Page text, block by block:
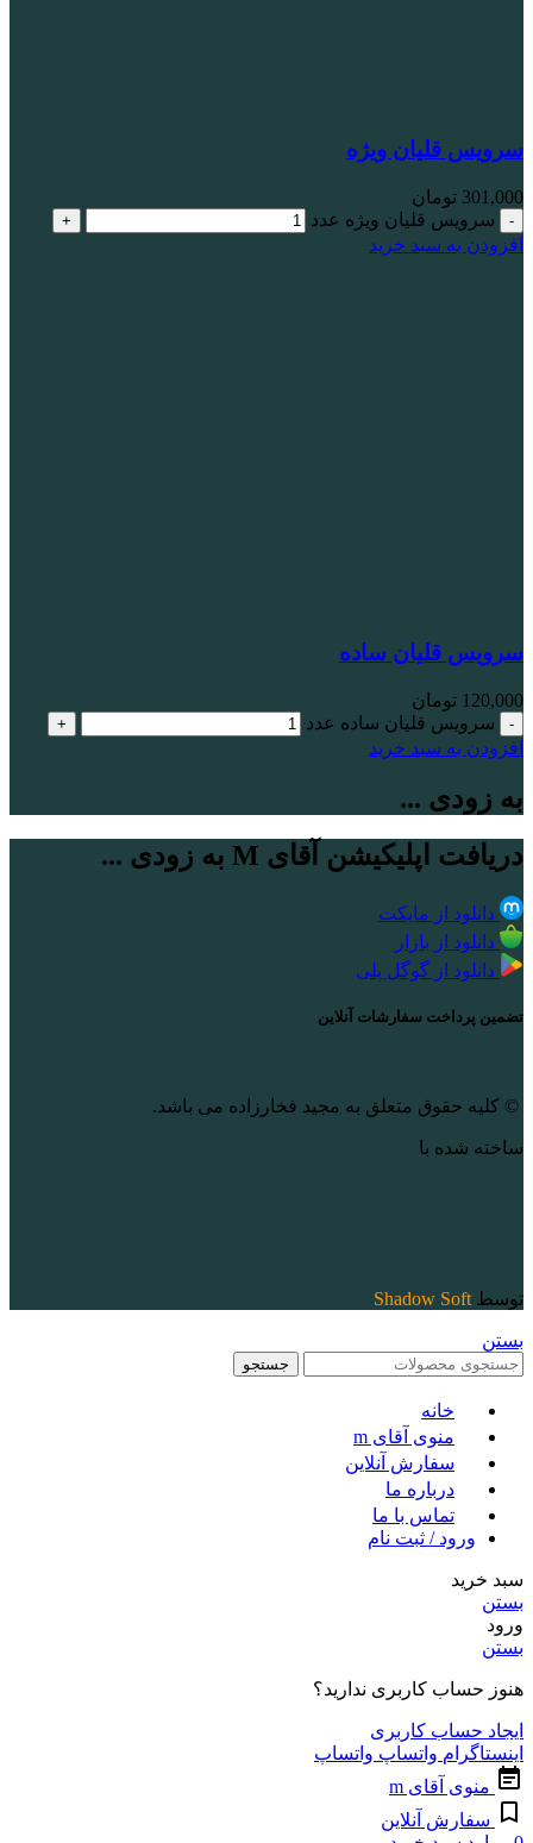
سرویس قلیان ویژه
301,000 تومان
سرویس قلیان ویژه عدد
افزودن به سبد خرید
سرویس قلیان ساده
120,000 تومان
سرویس قلیان ساده عدد
افزودن به سبد خرید
به زودی ...
دریافت اپلیکیشن آقای M به زودی ...
دانلود از مایکت
دانلود از بازار
دانلود از گوگل پلی
تضمین پرداخت سفارشات آنلاین
© کلیه حقوق متعلق به مجید فخارزاده می باشد.
ساخته شده با
توسط Shadow Soft
بستن
جستجو
خانه
منوی آقای m
سفارش آنلاین
درباره ما
تماس با ما
ورود / ثبت نام
سبد خرید
بستن
ورود
بستن
هنوز حساب کاربری ندارید؟
ایجاد حساب کاربری
اینستاگرام واتساپ واتساپ
منوی آقای m
سفارش آنلاین